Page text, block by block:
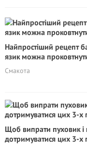
Найпростіший рецепт
язик можна
Смакота
Щоб випрати пуховик і
дотримуватися цих 3-х